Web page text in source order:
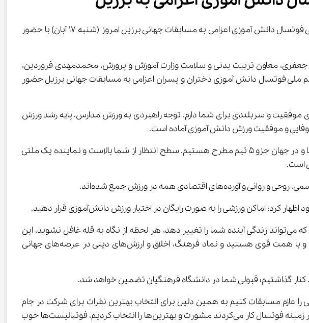
مراسم بدرقه تیم ملی فوتسال دانش ‌آموزی اعزامی به مسابقات جهانی برزیل امروز (شنبه ۱۷ آبان) با حضور
معاون تربیت بدنی و سلامت وزارت آموزش و پرورش، محمدمهدی فروردین،
رئیس فراکسیون ورزش، حمیدرضا صائبی، سرپرست فدراسیون ورزش دانش آموزی و کادر فنی و اعضای تیم ملی فوتسال دانش ‌آموزی دختران و پسران اعزامی به مسابقات جهانی برزیل حضور
موفقیت و سربلندی برای شما دارم. توجه راهبردی به ورزش مدارس، پایه رشد ورزش
وی با تشکر از مسئولانی که کنار دانش آموزان هستند خطاب به اعضای تیم ملی گفت: در فوتسال، اول آسیا و در جهان جزو ۵ تیم مطرح هستیم. سطح انتظار از شما بالاست و نماینده یک ملتی
است.
اماکن ورزشی را به صورت رایگان در اختیار ورزش دانش‌آموزی قرار دهید.
وزیر آموزش و پرورش افزود: دانش آموزان قدر این فرصت استثنایی را بدانید این یک فرصت استثنایی است که می‌تواند زندگی آینده شما را تغییر دهد، هر لحظه از نگاه به قله غافل نشوید، این
مسیر آینده زندگی شما را تغییر و نام شما را ماندگار خواهد کرد. شما نماد یک جوان ایرانی خلاق، با اراده و با همت قوی هستید و نماد فرهنگ، اخلاق و ارزش‌های دینی در عرصه‌های جهانی
عازم مسابقات کنیم به همین دلیل برای انتخاب بهترین نفرات برای شرکت در جام
جهانی، بازی‌های لیگ زیر ۲۱ و ۱۸ سال را رصد کردیم؛ با مربیان لیگ و سرمربی تیم جوان و با تمام کسانی که در زمینه فوتسال کار می‌کردند مشورت و بهترین‌ها را انتخاب کردیم، فوتبالیست‌ها خوب